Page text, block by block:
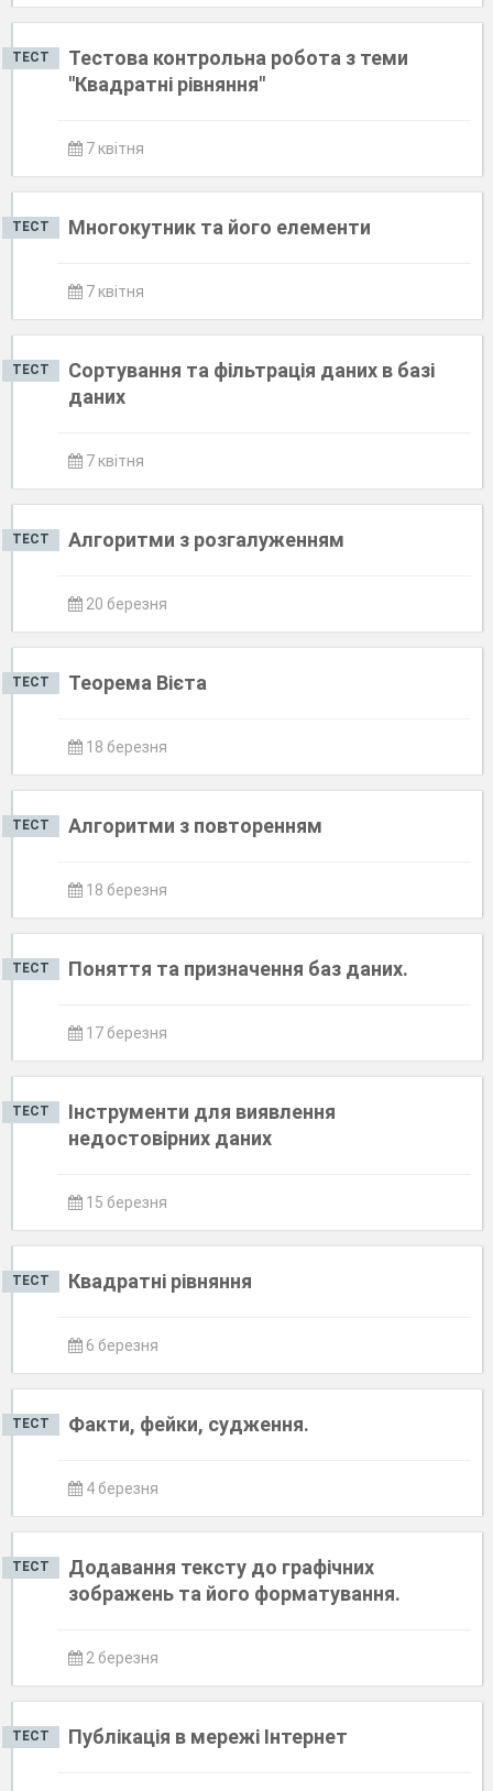
ТЕСТ
Тестова контрольна робота з теми
"Квадратні рівняння"
7 квітня
ТЕСТ Многокутник та його елементи
7 квітня
ТЕСТ
Сортування та фільтрація даних в базі
даних
7 квітня
ТЕСТ Алгоритми з розгалуженням
20 березня
ТЕСТ Теорема Вієта
18 березня
ТЕСТ Алгоритми з повторенням
18 березня
ТЕСТ Поняття та призначення баз даних.
17 березня
ТЕСТ
Інструменти для виявлення
недостовірних даних
15 березня
ТЕСТ Квадратні рівняння
6 березня
ТЕСТ Факти, фейки, судження.
4 березня
ТЕСТ
Додавання тексту до графічних
зображень та його форматування.
2 березня
ТЕСТ Публікація в мережі Інтернет